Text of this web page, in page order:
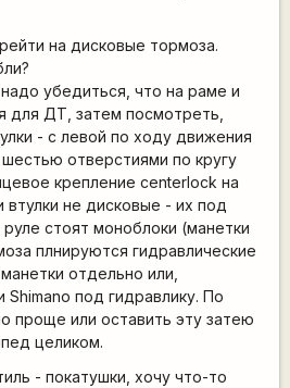
на дисковые тормоза.
убедиться, что на раме и
для ДТ, затем посмотреть,
- с левой по ходу движения
отверстиями по кругу
крепление centerlock на
втулки не дисковые - их под
руле стоят моноблоки (манетки
плнируются гидравлические
отдельно или,
под гидравлику. По
проще или оставить эту затею
целиком.
- покатушки, хочу что-то